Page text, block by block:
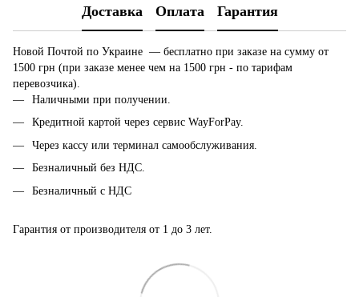
Доставка Оплата Гарантия
Новой Почтой по Украине — бесплатно при заказе на сумму от
1500 грн (при заказе менее чем на 1500 грн - по тарифам
перевозчика).
Наличными при получении.
Кредитной картой через сервис WayForPay.
Через кассу или терминал самообслуживания.
Безналичный без НДС.
Безналичный с НДС
Гарантия от производителя от 1 до 3 лет.